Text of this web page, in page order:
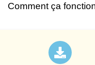
Comment ça